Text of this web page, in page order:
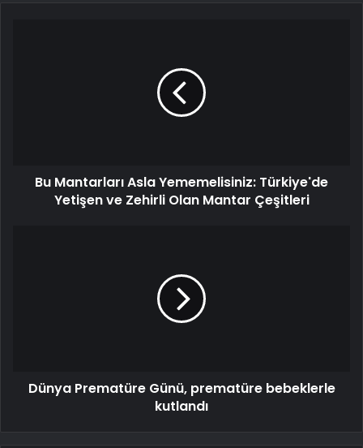
Bu Mantarları Asla Yememelisiniz: Türkiye'de
Yetişen ve Zehirli Olan Mantar Çeşitleri
Dünya Prematüre Günü, prematüre bebeklerle
kutlandı